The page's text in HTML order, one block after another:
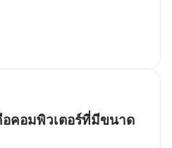
คอมพิวเตอร์ที่มีขนาด